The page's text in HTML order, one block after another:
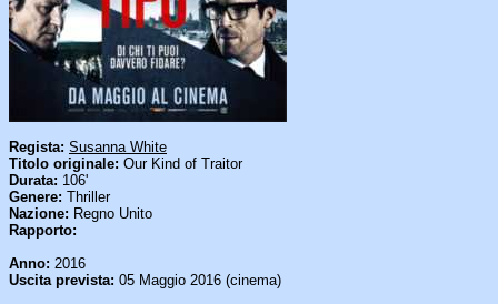
Regista: Susanna White
Titolo originale: Our Kind of Traitor
Durata: 106'
Genere: Thriller
Nazione: Regno Unito
Rapporto:
Anno: 2016
Uscita prevista: 05 Maggio 2016 (cinema)